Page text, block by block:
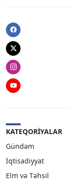
Facebook
Twitter
Instagram
Youtube
KATEQORIYALAR
Gündəm
İqtisadiyyat
Elm və Təhsil